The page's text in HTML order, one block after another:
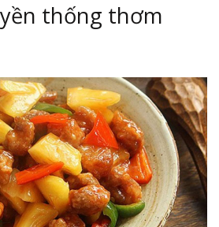
thống thơm